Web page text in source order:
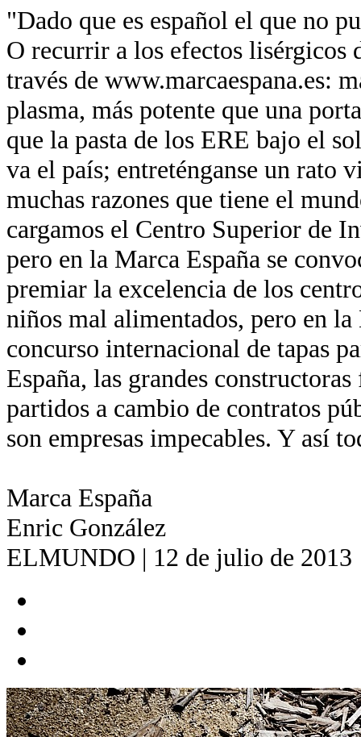
"Dado que es español el que no
O recurrir a los efectos lisérgicos
través de www.marcaespana.es:
plasma, más potente que una
que la pasta de los ERE bajo el
va el país; entreténganse un rato
muchas razones que tiene el
cargamos el Centro Superior de
pero en la Marca España se
premiar la excelencia de los
niños mal alimentados, pero en
concurso internacional de tapas
España, las grandes
partidos a cambio de contratos
son empresas impecables. Y así
Marca España
Enric González
ELMUNDO | 12 de julio de 2013